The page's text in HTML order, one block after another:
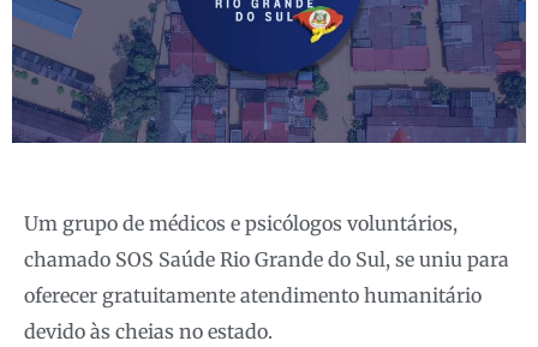
Um grupo de médicos e psicólogos voluntários,
chamado SOS Saúde Rio Grande do Sul, se uniu para
oferecer gratuitamente atendimento humanitário
devido às cheias no estado.